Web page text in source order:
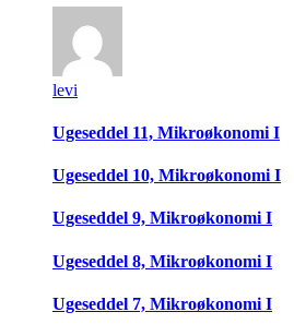
levi
Ugeseddel 11, Mikroøkonomi I
Ugeseddel 10, Mikroøkonomi I
Ugeseddel 9, Mikroøkonomi I
Ugeseddel 8, Mikroøkonomi I
Ugeseddel 7, Mikroøkonomi I